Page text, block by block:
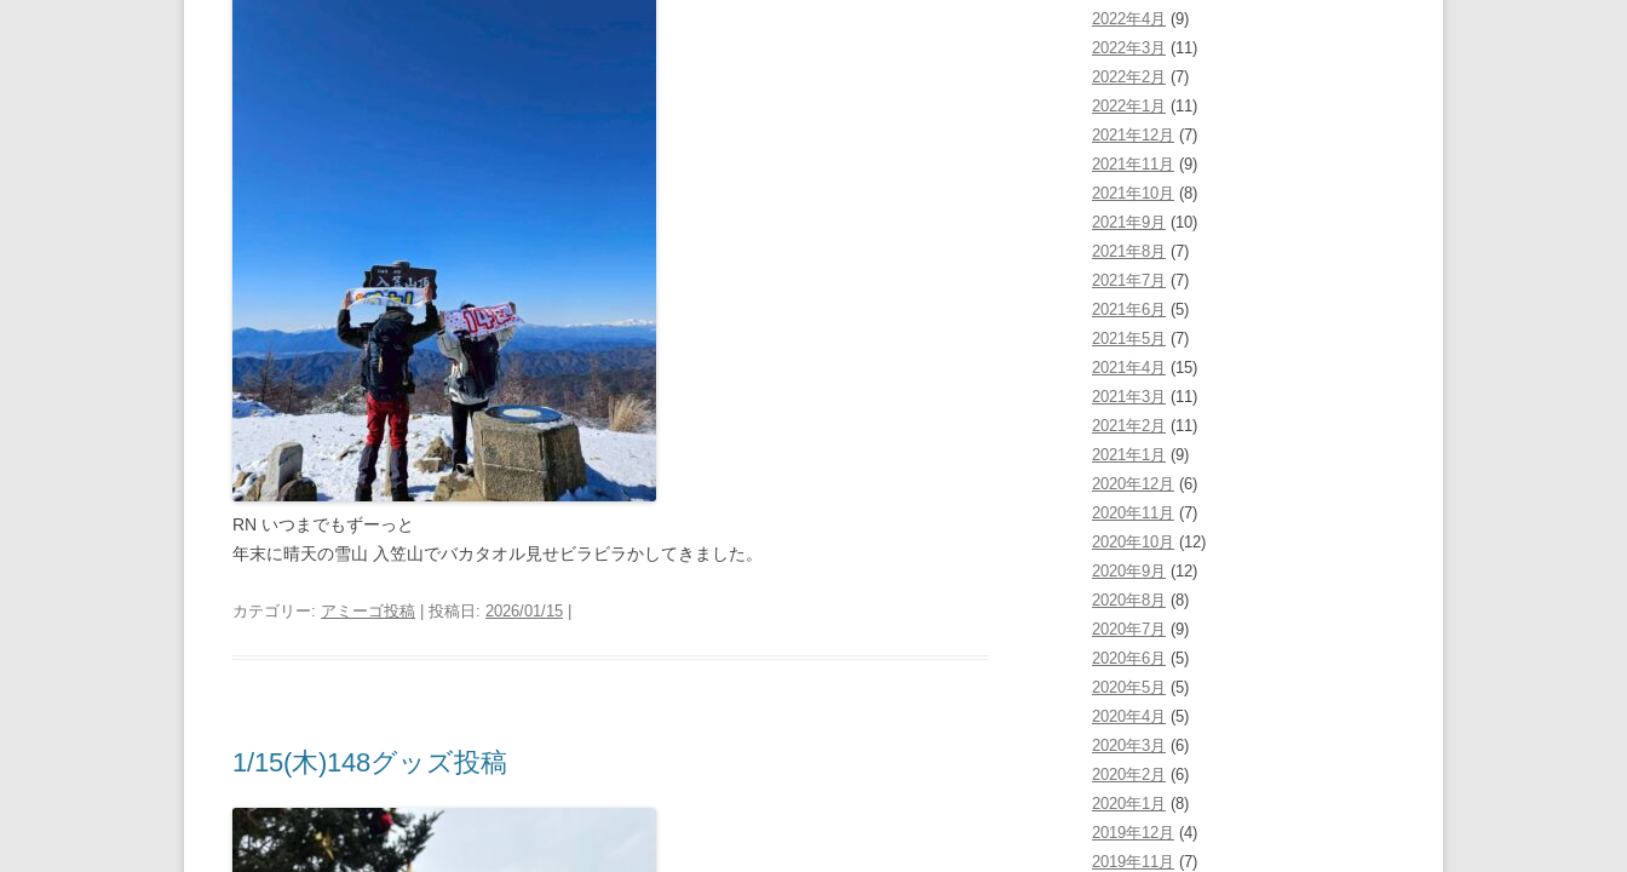
RN いつまでもずーっと
年末に晴天の雪山 入笠山でバカタオル見せビラビラかしてきました。
カテゴリー: アミーゴ投稿 | 投稿日: 2026/01/15
1/15(木)148グッズ投稿
2022年4月 (9)
2022年3月 (11)
2022年2月 (7)
2022年1月 (11)
2021年12月 (7)
2021年11月 (9)
2021年10月 (8)
2021年9月 (10)
2021年8月 (7)
2021年7月 (7)
2021年6月 (5)
2021年5月 (7)
2021年4月 (15)
2021年3月 (11)
2021年2月 (11)
2021年1月 (9)
2020年12月 (6)
2020年11月 (7)
2020年10月 (12)
2020年9月 (12)
2020年8月 (8)
2020年7月 (9)
2020年6月 (5)
2020年5月 (5)
2020年4月 (5)
2020年3月 (6)
2020年2月 (6)
2020年1月 (8)
2019年12月 (4)
2019年11月 (7)